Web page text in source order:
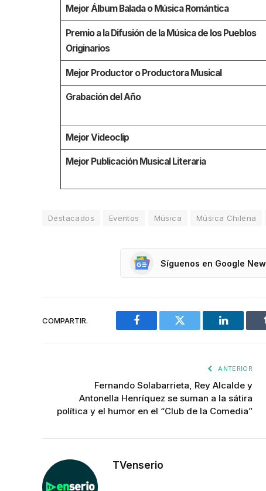
Mejor Álbum Balada o Música Romántica
Premio a la Difusión de la Música de los Pueblos
Originarios
Mejor Productor o Productora Musical
Grabación del Año
Mejor Videoclip
Mejor Publicación Musical Literaria
Destacados Eventos Música Música Chilena
Síguenos en Google
COMPARTIR.
Facebook Twitter LinkedIn
ANTERIOR
Fernando Solabarrieta, Rey Alcalde y
Antonella Henríquez se suman a la sátira
política y el humor en el “Club de la Comedia”
TVenserio